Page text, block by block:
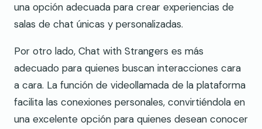
una opción adecuada para crear experiencias de
salas de chat únicas y personalizadas.
Por otro lado, Chat with Strangers es más
adecuado para quienes buscan interacciones cara
a cara. La función de videollamada de la plataforma
facilita las conexiones personales, convirtiéndola en
una excelente opción para quienes desean conocer